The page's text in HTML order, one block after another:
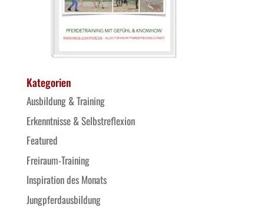
Kategorien
Ausbildung & Training
Erkenntnisse & Selbstreflexion
Featured
Freiraum-Training
Inspiration des Monats
Jungpferdausbildung